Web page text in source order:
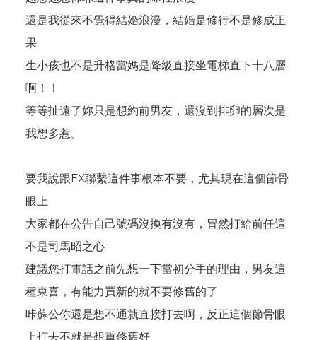
還是我從來不覺得結婚浪漫，結婚是修行不是修成正
果
生小孩也不是升格當媽是降級直接坐電梯直下十八層
啊！！
等等扯遠了妳只是想約前男友，還沒到排卵的層次是
我想多惹。
要我說跟EX聯繫這件事根本不要，尤其現在這個節骨
眼上
大家都在公告自己號碼沒換有沒有，冒然打給前任這
不是司馬昭之心
建議您打電話之前先想一下當初分手的理由，男友這
種東喜，有能力買新的就不要修舊的了
咔蘇公你還是想不通就直接打去啊，反正這個節骨眼
上打去不就是想重修舊好